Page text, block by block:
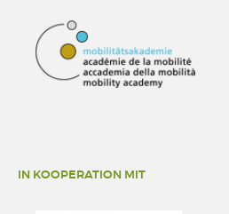
IN KOOPERATION MIT